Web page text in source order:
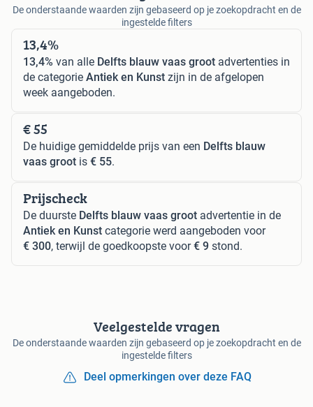
De onderstaande waarden zijn gebaseerd op je zoekopdracht en de
ingestelde filters
13,4%
13,4% van alle Delfts blauw vaas groot advertenties in
de categorie Antiek en Kunst zijn in de afgelopen
week aangeboden.
€ 55
De huidige gemiddelde prijs van een Delfts blauw
vaas groot is € 55.
Prijscheck
De duurste Delfts blauw vaas groot advertentie in de
Antiek en Kunst categorie werd aangeboden voor
€ 300, terwijl de goedkoopste voor€ 9 stond.
Veelgestelde vragen
De onderstaande waarden zijn gebaseerd op je zoekopdracht en de
ingestelde filters
Deel opmerkingen over deze FAQ